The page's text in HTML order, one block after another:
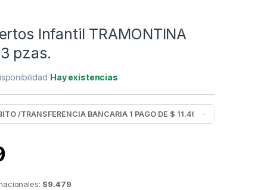
Infantil TRAMONTINA
pzas.
Hay existencias
$9.479